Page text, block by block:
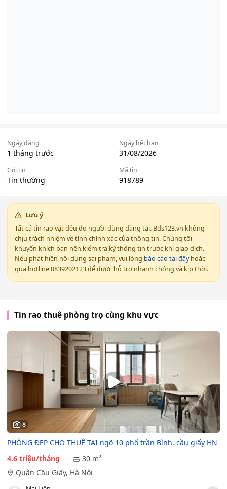
Ngày đăng
1 tháng trước
Ngày hết hạn
31/08/2026
Gói tin
Tin thường
Mã tin
918789
Lưu ý
Tất cả tin rao vặt đều do người dùng đăng tải. Bds123.vn không
chịu trách nhiệm về tính chính xác của thông tin. Chúng tôi
khuyến khích bạn nên kiểm tra kỹ thông tin trước khi giao dịch.
Nếu phát hiện nội dung sai phạm, vui lòng báo cáo tại đâyhoặc
qua hotline 0839202123 để được hỗ trợ nhanh chóng và kịp thời.
Tin rao thuê phòng trọ cùng khu vực
8
PHÒNG ĐẸP CHO THUÊ TẠI ngõ 10 phố trần Bình, cầu giấy HN
4.6 triệu/tháng
30 m²
Quận Cầu Giấy, Hà Nội